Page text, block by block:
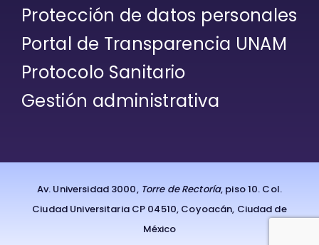
Protección de datos personales
Portal de Transparencia UNAM
Protocolo Sanitario
Gestión administrativa
Av. Universidad 3000, Torre de Rectoría, piso 10. Col.
Ciudad Universitaria CP 04510, Coyoacán, Ciudad de
México